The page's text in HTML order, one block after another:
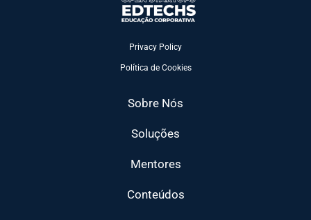
Privacy Policy
Política de Cookies
Sobre Nós
Soluções
Mentores
Conteúdos